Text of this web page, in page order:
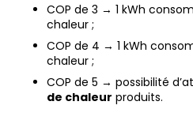
COP de 3 → 1 kWh
chaleur ;
COP de 4 → 1 kWh
chaleur ;
COP de 5 → possibilité
de chaleur produits.